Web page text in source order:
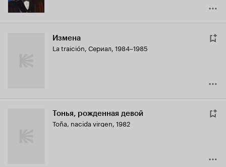
Измена
La traición, Сериал, 1984–1985
Тонья, рожденная девой
Toña, nacida virgen, 1982